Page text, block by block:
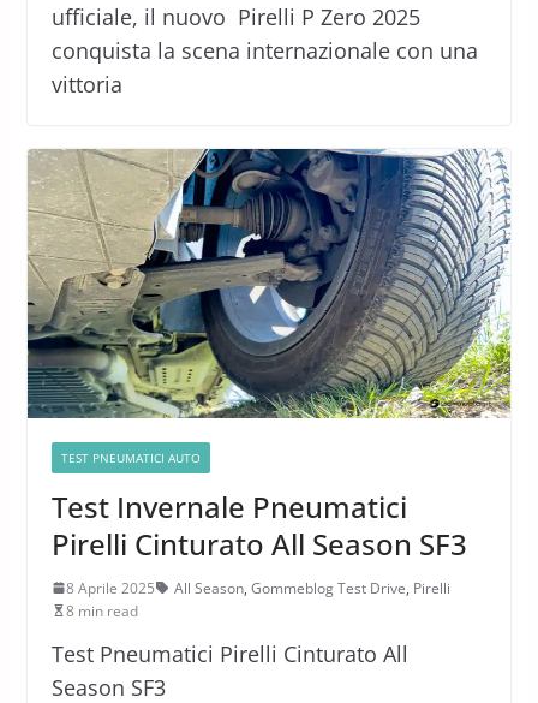
ufficiale, il nuovo Pirelli P Zero 2025
conquista la scena internazionale con una
vittoria
TEST PNEUMATICI AUTO
Test Invernale Pneumatici
Pirelli Cinturato All Season SF3
8 Aprile 2025 All Season, Gommeblog Test Drive, Pirelli
8 min read
Test Pneumatici Pirelli Cinturato All
Season SF3